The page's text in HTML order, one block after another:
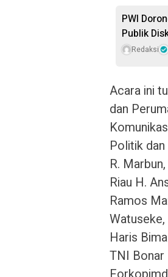
PWI
Publik
Redaksi
Acara ini
dan
Politik
R.
Riau H.
Ramos
Haris
TNI Bonar